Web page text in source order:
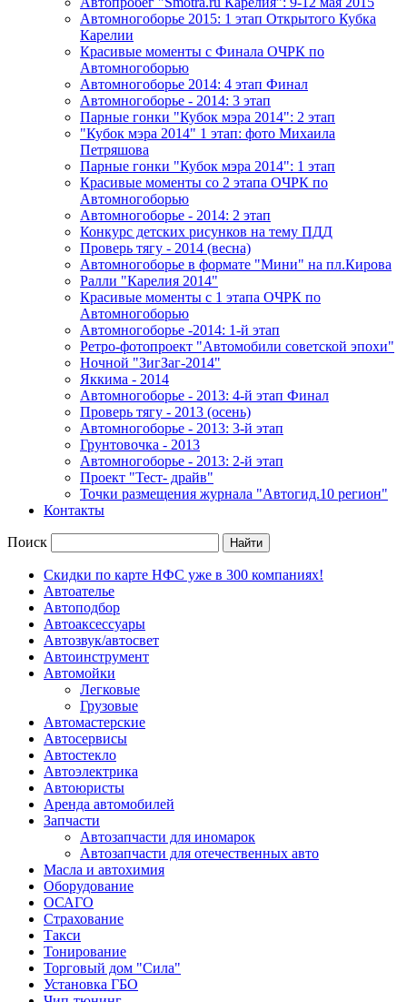
Автомногоборье 2015: 1 этап Открытого Кубка
Карелии
Красивые моменты с Финала ОЧРК по
Автомногоборью
Автомногоборье 2014: 4 этап Финал
Автомногоборье - 2014: 3 этап
Парные гонки "Кубок мэра 2014": 2 этап
"Кубок мэра 2014" 1 этап: фото Михаила
Петряшова
Парные гонки "Кубок мэра 2014": 1 этап
Красивые моменты со 2 этапа ОЧРК по
Автомногоборью
Автомногоборье - 2014: 2 этап
Конкурс детских рисунков на тему ПДД
Проверь тягу - 2014 (весна)
Автомногоборье в формате "Мини" на пл.Кирова
Ралли "Карелия 2014"
Красивые моменты с 1 этапа ОЧРК по
Автомногоборью
Автомногоборье -2014: 1-й этап
Ретро-фотопроект "Автомобили советской эпохи"
Ночной "ЗигЗаг-2014"
Яккима - 2014
Автомногоборье - 2013: 4-й этап Финал
Проверь тягу - 2013 (осень)
Автомногоборье - 2013: 3-й этап
Грунтовочка - 2013
Автомногоборье - 2013: 2-й этап
Проект "Тест- драйв"
Точки размещения журнала "Автогид.10 регион"
Контакты
Поиск
Скидки по карте НФС уже в 300 компаниях!
Автоателье
Автоподбор
Автоаксессуары
Автозвук/автосвет
Автоинструмент
Автомойки
Легковые
Грузовые
Автомастерские
Автосервисы
Автостекло
Автоэлектрика
Автоюристы
Аренда автомобилей
Запчасти
Автозапчасти для иномарок
Автозапчасти для отечественных авто
Масла и автохимия
Оборудование
ОСАГО
Страхование
Такси
Тонирование
Торговый дом "Сила"
Установка ГБО